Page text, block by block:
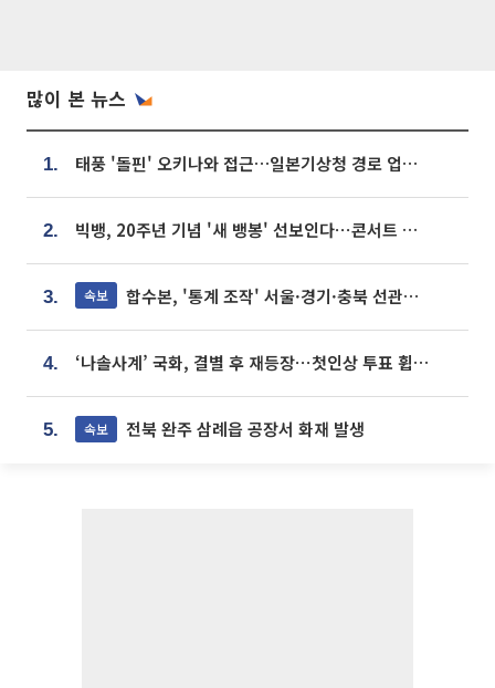
많이 본 뉴스
1. 태풍 '돌핀' 오키나와 접근…일본기상청 경로 업데이트
2. 빅뱅, 20주년 기념 '새 뱅봉' 선보인다⋯콘서트 앞두고 팝업 개최
3. 속보 합수본, '통계 조작' 서울·경기·충북 선관위 등 추가 압수수색
4. ‘나솔사계’ 국화, 결별 후 재등장⋯첫인상 투표 휩쓸고 ‘인기녀’ 등극
5. 속보 전북 완주 삼례읍 공장서 화재 발생